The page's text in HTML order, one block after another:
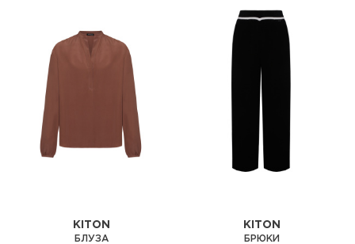
KITON
БЛУЗА
KITON
БРЮКИ